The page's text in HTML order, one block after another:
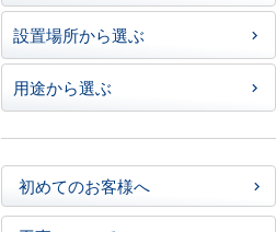
設置場所から選ぶ
用途から選ぶ
初めてのお客様へ